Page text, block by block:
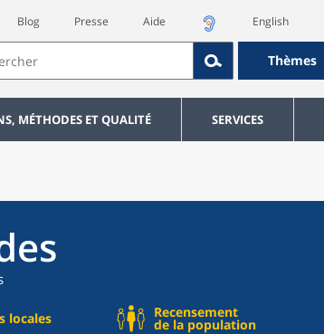
Blog Presse Aide English
Thèmes
MÉTHODES ET QUALITÉ SERVICES
locales Recensement
de la population